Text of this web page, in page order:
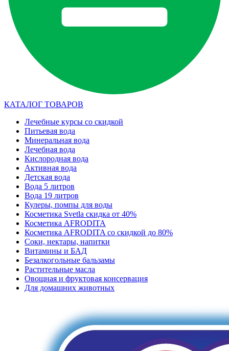
КАТАЛОГ ТОВАРОВ
Лечебные курсы со скидкой
Питьевая вода
Минеральная вода
Лечебная вода
Кислородная вода
Активная вода
Детская вода
Вода 5 литров
Вода 19 литров
Кулеры, помпы для воды
Косметика Svetla скидка от 40%
Косметика AFRODITA
Косметика AFRODITA со скидкой до 80%
Соки, нектары, напитки
Витамины и БАД
Безалкогольные бальзамы
Растительные масла
Овощная и фруктовая консервация
Для домашних животных